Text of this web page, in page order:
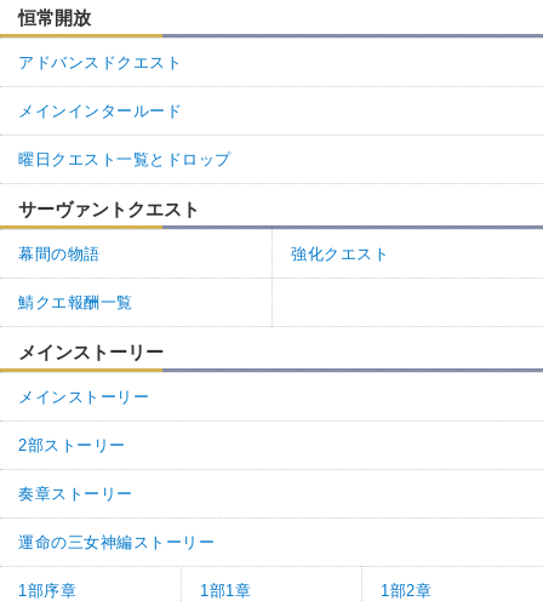
恒常開放
アドバンスドクエスト
メインインタールード
曜日クエスト一覧とドロップ
サーヴァントクエスト
幕間の物語 強化クエスト
鯖クエ報酬一覧
メインストーリー
メインストーリー
2部ストーリー
奏章ストーリー
運命の三女神編ストーリー
1部序章 1部1章 1部2章